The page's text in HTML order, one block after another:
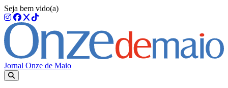
Seja bem vido(a)
Jornal Onze de Maio